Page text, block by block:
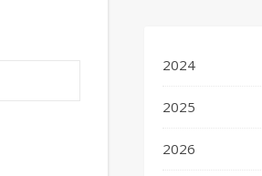
2024
2025
2026